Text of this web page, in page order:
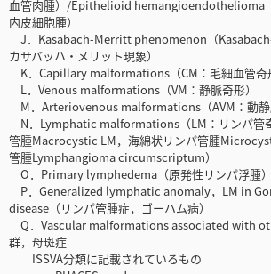
血管肉腫）/Epithelioid hemangioendothelioma
内皮細胞腫）
J．Kasabach-Merritt phenomenon（
カサバッハ・メリット現象）
K．Capillary malformations（CM：毛細血管奇
L．Venous malformations（VM：静脈奇形）
M．Arteriovenous malformations（AVM：動静
N．Lymphatic malformations（LM：リンパ管
管腫Macrocystic LM，海綿状リンパ管腫
管腫Lymphangioma circumscriptum）
O．Primary lymphedema（原発性リンパ浮腫）
P．Generalized lymphatic anomaly，LM in
disease（リンパ管腫症，ゴーハム病）
Q．Vascular malformations associated with
群，母斑症
ISSVA分類に記載されているもの